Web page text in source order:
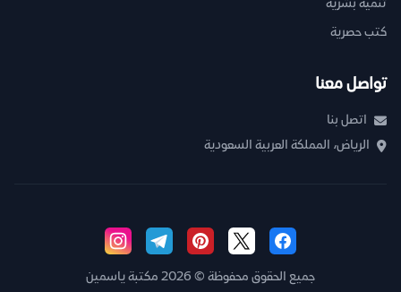
تنمية بشرية
كتب حصرية
تواصل معنا
اتصل بنا
الرياض، المملكة العربية السعودية
جميع الحقوق محفوظة © 2026 مكتبة ياسمين